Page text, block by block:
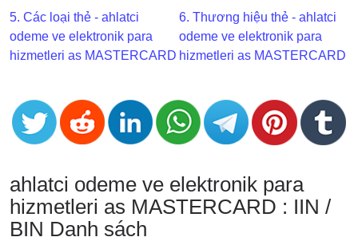
Credit
Card
Credit
Card
Generator
Credit
Card
Generator
5. Các loại thẻ - ahlatci
odeme ve elektronik para
hizmetleri as MASTERCARD
6. Thương hiệu thẻ - ahlatci
odeme ve elektronik para
hizmetleri as MASTERCARD
ahlatci odeme ve elektronik para
hizmetleri as MASTERCARD : IIN /
BIN Danh sách